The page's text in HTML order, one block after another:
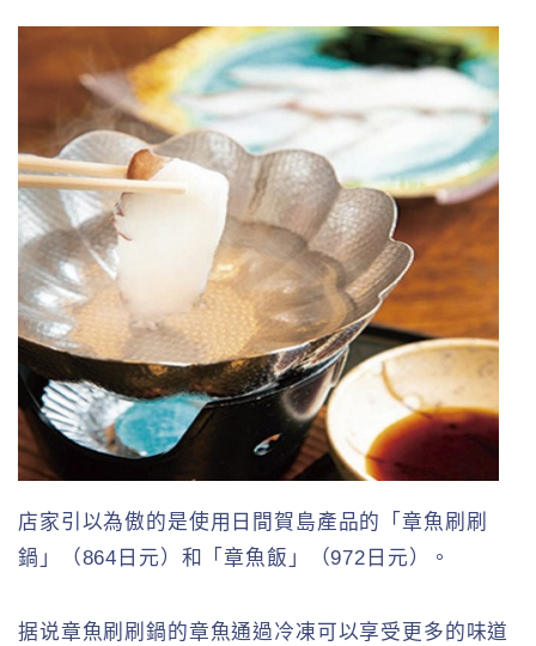
店家引以為傲的是使用日間賀島產品的「章魚刷刷
鍋」（864日元）和「章魚飯」（972日元）。
据说章魚刷刷鍋的章魚通過冷凍可以享受更多的味道